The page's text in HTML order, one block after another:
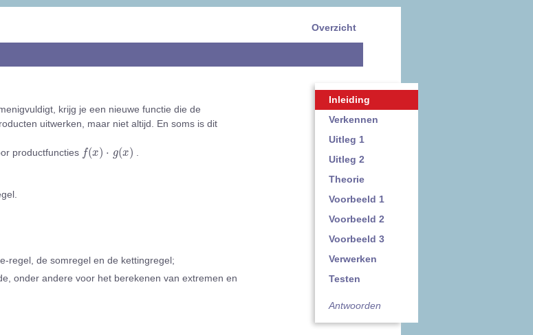
Overzicht
krijg je een nieuwe functie die de
uitwerken, maar niet altijd. En soms is dit
productfuncties f(x) ⋅ g(x)
(x ⋅ )
regel, de somregel en de kettingregel;
onder andere voor het berekenen van extremen en
Inleiding
Verkennen
Uitleg 1
Uitleg 2
Theorie
Voorbeeld 1
Voorbeeld 2
Voorbeeld 3
Verwerken
Testen
Antwoorden